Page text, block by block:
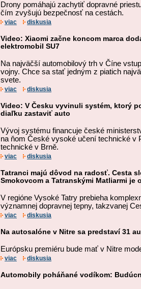
Drony pomáhajú zachytiť dopravné
čím zvyšujú bezpečnosť na cestách.
viac diskusia
Video: Xiaomi začne koncom marca
elektromobil SU7
Na najväčší automobilový trh v Číne
vojny. Chce sa stať jedným z piatich
svete.
viac diskusia
Video: V Česku vyvinuli systém, ktorý
diaľku zastaviť auto
Vývoj systému financuje české
na ňom České vysoké učení technické v
technické v Brně.
viac diskusia
Tatranci majú dôvod na radosť. Cesta
Smokovcom a Tatranskými Matliarmi je
V regióne Vysoké Tatry prebieha
významnej dopravnej tepny, takzvanej
viac diskusia
Na autosalóne v Nitre sa predstaví 31
Európsku premiéru bude mať v Nitre
viac diskusia
Automobily poháňané vodíkom: